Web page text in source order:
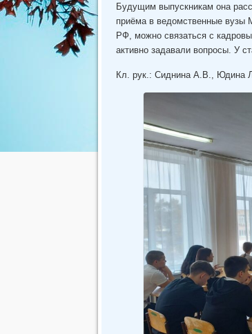
Будущим выпускникам она
приёма в ведомственные
РФ, можно связаться с
активно задавали вопросы. У
Кл. рук.: Сиднина А.В., Юдина